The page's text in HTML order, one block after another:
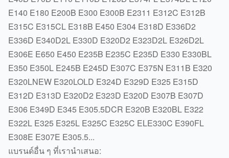
E140 E180 E200B E300 E300B E2311 E312C E312B
E315C E315CL E318B E450 E304 E318D E336D2
E336D E340D2L E330D E320D2 E323D2L E326D2L
E306E E650 E450 E235B E235C E235D E330 E330BL
E350 E350L E245B E245D E307C E375N E311B E320
E320LNEW E320LOLD E324D E329D E325 E315D
E312D E313D E320D2 E323D E320D E307B E307D
E306 E349D E345 E305.5DCR E320B E320BL E322
E322L E325 E325L E325C E325C ELE330C E390FL
E308E E307E E305.5...
แบรนด์อื่น ๆ ที่เรานำเสนอ: